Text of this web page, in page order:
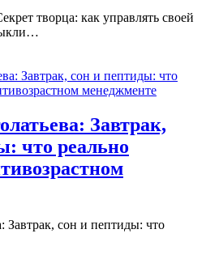
творца: как управлять своей
…
Завтрак,
что реально
Завтрак, сон и пептиды: что